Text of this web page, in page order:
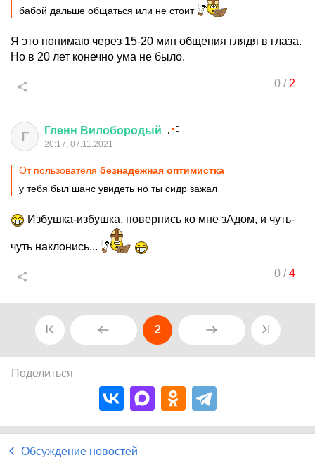
бабой дальше общаться или не стоит
Я это понимаю через 15-20 мин общения глядя в глаза.
Но в 20 лет конечно ума не было.
0/ 2
Г Гленн Вилобородый
20:17, 07.11.2021
От пользователя безнадежная оптимистка
у тебя был шанс увидеть но ты сидр зажал
Избушка-избушка, повернись ко мне зАдом, и чуть-
чуть наклонись...
0/4
2
Поделиться
Обсуждение новостей